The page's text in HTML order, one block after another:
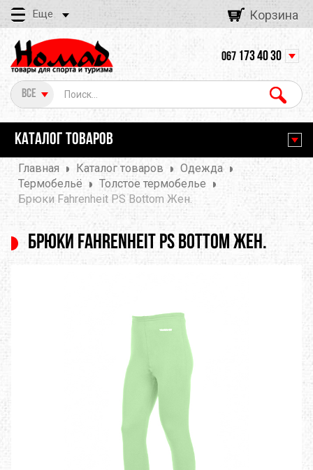
Еще Корзина
Все
067 173 40 30
КАТАЛОГ ТОВАРОВ
Главная Каталог товаров
Одежда
Термобельё
Толстое термобелье
Брюки Fahrenheit PS Bottom Жен.
Брюки Fahrenheit PS Bottom Жен.